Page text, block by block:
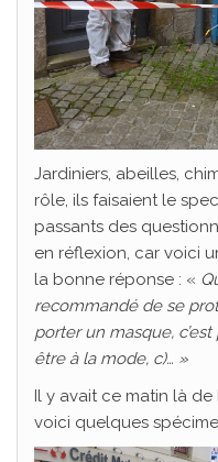
Jardiniers, abeilles,
rôle, ils faisaient le
passants des
en réflexion, car voici
la bonne réponse : «
recommandé de se
porter un masque,
être à la mode, c)… »
Il y avait ce matin là
voici quelques